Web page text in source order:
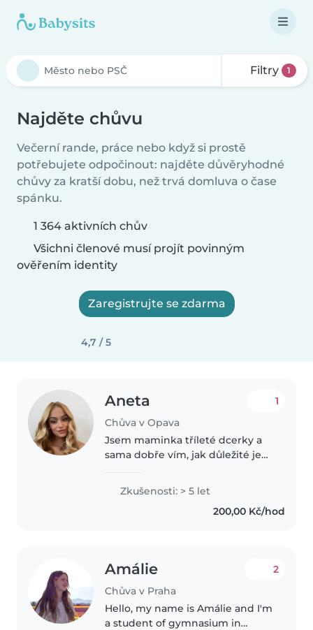
Filtry 1
Najděte chůvu
Večerní rande, práce nebo když si prostě
potřebujete odpočinout: najděte důvěryhodné
chůvy za kratší dobu, než trvá domluva o čase
spánku.
1 364 aktivních chův
Všichni členové musí projít povinným
ověřením identity
Zaregistrujte se zdarma
4,7 / 5
Aneta
Chůva v Opava
1
Jsem maminka tříleté dcerky a
sama dobře vím, jak důležité je
láskyplné prostředí. Mám 5 let
praxe v oboru sociálních služeb a
ve zdravotnictví, pracovala..
Zkušenosti: > 5 let
200,00 Kč/hod
Amálie
Chůva v Praha
2
Hello, my name is Amálie and I'm
a student of gymnasium in